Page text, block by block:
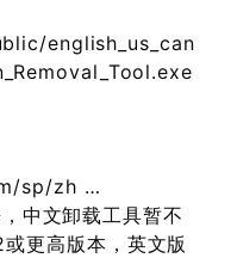
english_us_can
sp/zh …
中文卸载工具暂不
更高版本，英文版